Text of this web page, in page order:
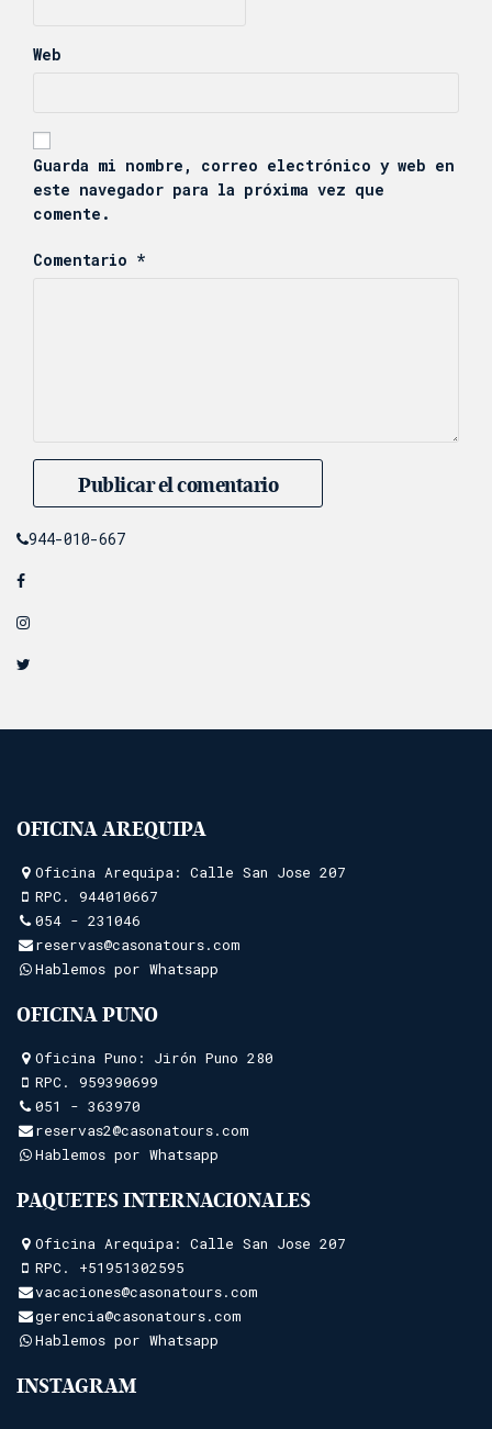
Web
Guarda mi nombre, correo electrónico y web en
este navegador para la próxima vez que
comente.
Comentario *
944-010-667
OFICINA AREQUIPA
Oficina Arequipa: Calle San Jose 207
RPC. 944010667
054 - 231046
reservas@casonatours.com
Hablemos por Whatsapp
OFICINA PUNO
Oficina Puno: Jirón Puno 280
RPC. 959390699
051 - 363970
reservas2@casonatours.com
Hablemos por Whatsapp
PAQUETES INTERNACIONALES
Oficina Arequipa: Calle San Jose 207
RPC. +51951302595
vacaciones@casonatours.com
gerencia@casonatours.com
Hablemos por Whatsapp
INSTAGRAM